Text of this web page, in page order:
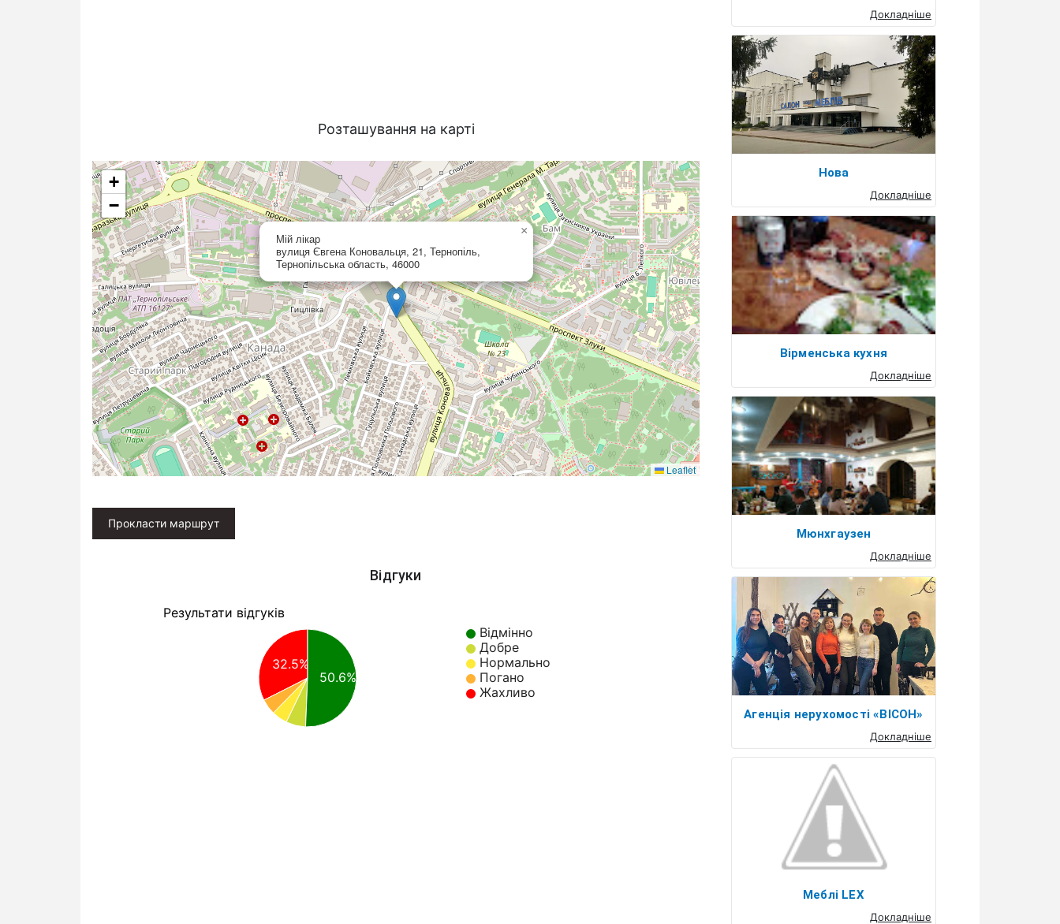
Розташування на карті
Мій лікар
вулиця Євгена Коновальця, 21, Тернопіль,
Тернопільська область, 46000
×
+
−
Leaflet
Прокласти маршрут
Відгуки
Результати відгуків
Відмінно
Добре
Нормально
Погано
Жахливо
32.5%
50.6%
Докладніше
Нова
Докладніше
Вірменська кухня
Докладніше
Мюнхгаузен
Докладніше
Агенція нерухомості «ВІСОН»
Докладніше
Меблі LEX
Докладніше